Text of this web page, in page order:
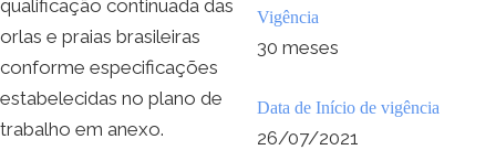
qualificação continuada das
orlas e praias brasileiras
conforme especificações
estabelecidas no plano de
trabalho em anexo.
Vigência
30 meses
Data de Início de vigência
26/07/2021